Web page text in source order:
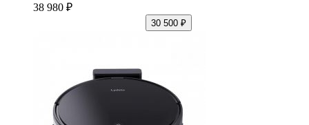
38 980 ₽
30 500 ₽